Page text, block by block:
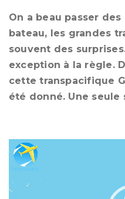
On a beau passer
bateau, les grandes
souvent des
exception à la règle.
cette transpacifique
été donné. Une seule